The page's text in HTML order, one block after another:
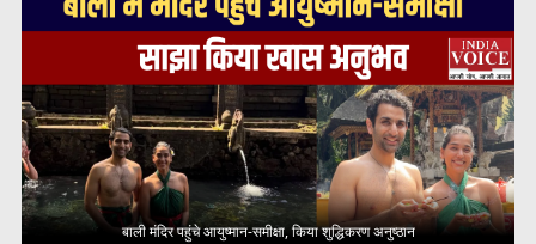
बाली मंदिर पहुंचे आयुष्मान-समीक्षा, किया शुद्धिकरण अनुष्ठान